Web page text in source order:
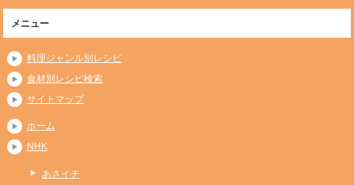
メニュー
料理ジャンル別レシピ
食材別レシピ検索
サイトマップ
ホーム
NHK
あさイチ